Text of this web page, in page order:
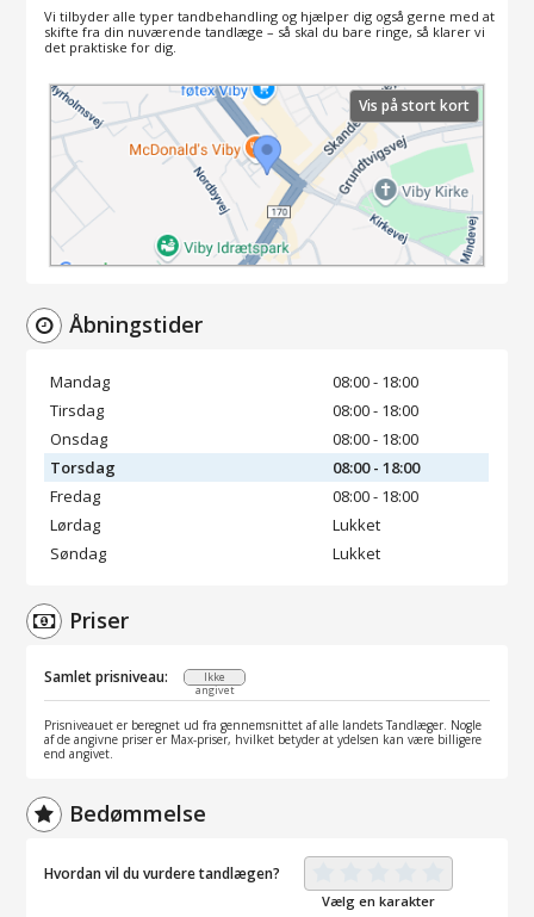
Vi tilbyder alle typer tandbehandling og hjælper dig også gerne med at
skifte fra din nuværende tandlæge – så skal du bare ringe, så klarer vi
det praktiske for dig.
Vis på stort kort
Åbningstider
Mandag
08:00 - 18:00
Tirsdag
08:00 - 18:00
Onsdag
08:00 - 18:00
Torsdag
08:00 - 18:00
Fredag
08:00 - 18:00
Lørdag
Lukket
Søndag
Lukket
Priser
Samlet prisniveau:
Ikke
angivet
Prisniveauet er beregnet ud fra gennemsnittet af alle landets Tandlæger. Nogle
af de angivne priser er Max-priser, hvilket betyder at ydelsen kan være billigere
end angivet.
Bedømmelse
Hvordan vil du vurdere tandlægen?
Vælg en karakter